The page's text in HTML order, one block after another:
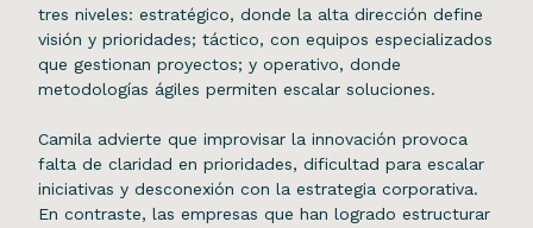
tres niveles: estratégico, donde la alta dirección define
visión y prioridades; táctico, con equipos especializados
que gestionan proyectos; y operativo, donde
metodologías ágiles permiten escalar soluciones.
Camila advierte que improvisar la innovación provoca
falta de claridad en prioridades, dificultad para escalar
iniciativas y desconexión con la estrategia corporativa.
En contraste, las empresas que han logrado estructurar